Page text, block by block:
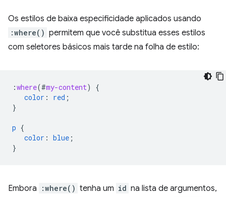
Os estilos de baixa especificidade aplicados usando
:where() permitem que você substitua esses estilos
com seletores básicos mais tarde na folha de estilo:
:where(#my-content)
{
color : red ;
}
p {
color : blue ;
}
Embora :where() tenha um id na lista de argumentos,